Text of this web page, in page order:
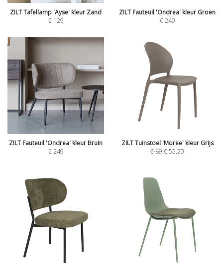
ZILT Tafellamp 'Ayse' kleur Zand
€ 129
ZILT Fauteuil 'Ondrea' kleur Groen
€249
ZILT Fauteuil 'Ondrea' kleur Bruin
€249
ZILT Tuinstoel 'Moree' kleur Grijs
€69€55,20